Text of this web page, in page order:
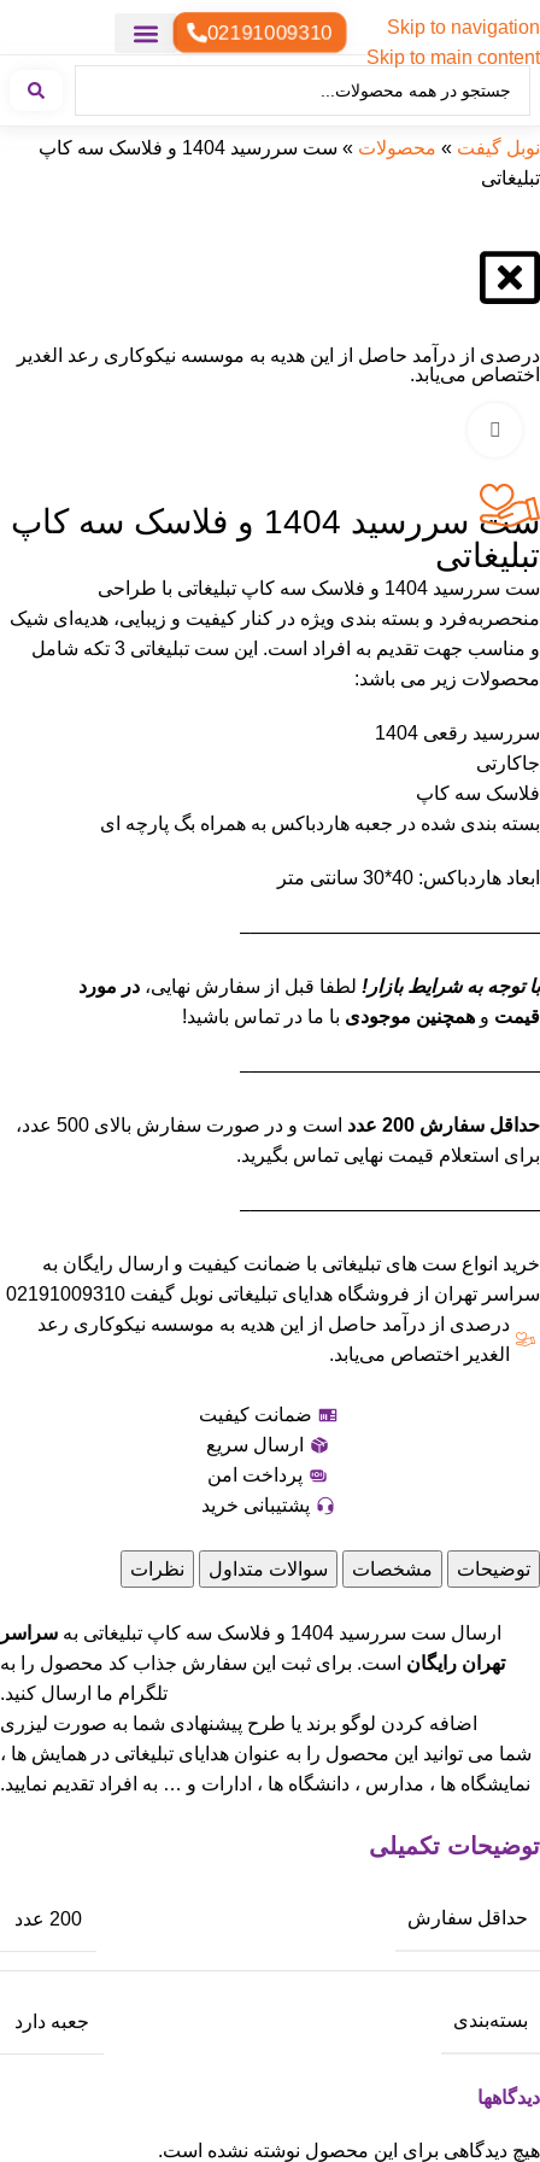
Skip to navigation
Skip to main content
02191009310
نوبل گیفت » محصولات »
ست سررسید 1404 و فلاسک سه کاپ
تبلیغاتی
درصدی از درآمد حاصل از این هدیه به موسسه نیکوکاری رعد الغدیر
اختصاص می‌یابد.
ست سررسید 1404 و فلاسک سه کاپ
تبلیغاتی
ست سررسید 1404 و فلاسک سه کاپ تبلیغاتی با طراحی
منحصربه‌فرد و بسته بندی ویژه در کنار کیفیت و زیبایی، هدیه‌ای شیک
و مناسب جهت تقدیم به افراد است. این ست تبلیغاتی 3 تکه شامل
محصولات زیر می باشد:
سررسید رقعی 1404
جاکارتی
فلاسک سه کاپ
بسته بندی شده در جعبه هاردباکس به همراه بگ پارچه ای
ابعاد هاردباکس: 40*30 سانتی متر
———————————————–
با توجه به شرایط بازار! لطفا قبل از سفارش نهایی، در مورد
قیمت و همچنین موجودی با ما در تماس باشید!
———————————————–
حداقل سفارش 200 عدد
است و در صورت سفارش بالای 500 عدد،
برای استعلام قیمت نهایی تماس بگیرید.
———————————————–
خرید انواع ست های تبلیغاتی با ضمانت کیفیت و ارسال رایگان به
سراسر تهران از فروشگاه هدایای تبلیغاتی نوبل گیفت 02191009310
درصدی از درآمد حاصل از این هدیه به موسسه نیکوکاری رعد
الغدیر اختصاص می‌یابد.
ضمانت کیفیت
ارسال سریع
پرداخت امن
پشتیبانی خرید
توضیحات مشخصات سوالات متداول نظرات
ارسال ست سررسید 1404 و فلاسک سه کاپ تبلیغاتی به
سراسر
تهران رایگان است. برای ثبت این سفارش جذاب کد محصول را به
تلگرام ما ارسال کنید.
اضافه کردن لوگو برند یا طرح پیشنهادی شما به صورت لیزری
شما می توانید این محصول را به عنوان هدایای تبلیغاتی در همایش ها ،
نمایشگاه ها ، مدارس ، دانشگاه ها ، ادارات و … به افراد تقدیم نمایید.
توضیحات تکمیلی
حداقل سفارش 200 عدد
بسته‌بندی جعبه دارد
دیدگاهها
هیچ دیدگاهی برای این محصول نوشته نشده است.